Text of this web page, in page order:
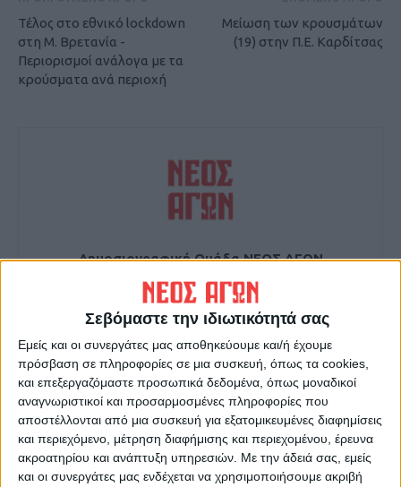
Σεβόμαστε την ιδιωτικότητά σας
Εμείς και οι συνεργάτες μας αποθηκεύουμε και/ή έχουμε
πρόσβαση σε πληροφορίες σε μια συσκευή, όπως τα cookies,
και επεξεργαζόμαστε προσωπικά δεδομένα, όπως μοναδικοί
αναγνωριστικοί και προσαρμοσμένες πληροφορίες που
αποστέλλονται από μια συσκευή για εξατομικευμένες διαφημίσεις
και περιεχόμενο, μέτρηση διαφήμισης και περιεχομένου, έρευνα
ακροατηρίου και ανάπτυξη υπηρεσιών. Με την άδειά σας, εμείς
και οι συνεργάτες μας ενδέχεται να χρησιμοποιήσουμε ακριβή
Τέλος στο εθνικό lockdown
στη Μ. Βρετανία -
Περιορισμοί ανάλογα με τα
κρούσματα ανά περιοχή
Μείωση των κρουσμάτων
(19) στην Π.Ε. Καρδίτσας
Δημοσιογραφική Ομάδα ΝΕΟΣ ΑΓΩΝ
https://neosagon.gr
ΠΑΡΟΜΟΙΑ ΑΡΘΡΑ